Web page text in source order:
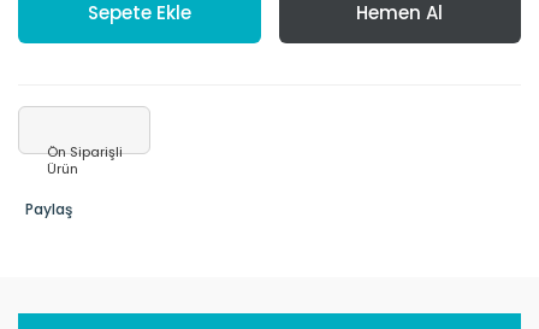
Sepete Ekle Hemen Al
Ön Siparişli
Ürün
Paylaş